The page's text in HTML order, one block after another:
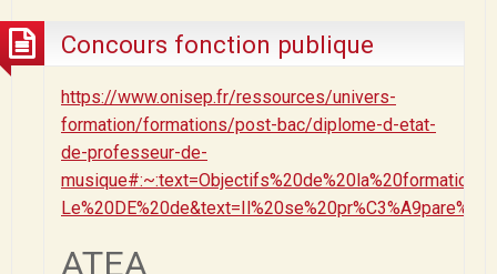
Concours fonction publique
https://www.onisep.fr/ressources/univers-
formation/formations/post-bac/diplome-d-etat-
de-professeur-de-
musique#:~:text=Objectifs%20de%20la%20formation,-
ATEA